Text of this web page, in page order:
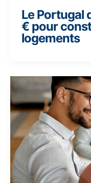
Le Portugal
€ pour
logements